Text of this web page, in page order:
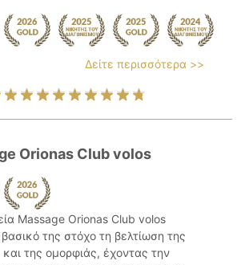
Δείτε περισσότερα >>
Orionas Club volos
Massage Orionas Club volos
της στόχο τη βελτίωση της
και της ομορφιάς, έχοντας την